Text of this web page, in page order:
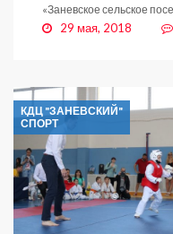
«Заневское сельское
29 мая, 2018
КДЦ "ЗАНЕВСКИЙ"
СПОРТ